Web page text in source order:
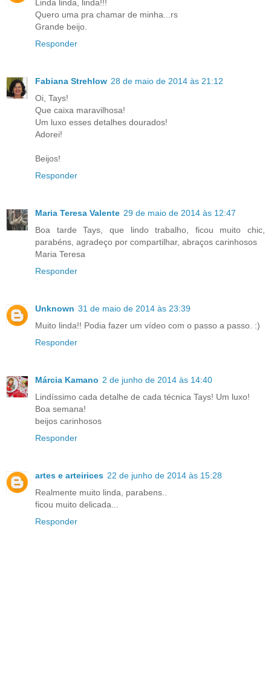
Linda linda, linda!!!
Quero uma pra chamar de minha...rs
Grande beijo.
Responder
Fabiana Strehlow 28 de maio de 2014 às 21:12
Oi, Tays!
Que caixa maravilhosa!
Um luxo esses detalhes dourados!
Adorei!
Beijos!
Responder
Maria Teresa Valente 29 de maio de 2014 às 12:47
Boa tarde Tays, que lindo trabalho, ficou muito chic,
parabéns, agradeço por compartilhar, abraços carinhosos
Maria Teresa
Responder
Unknown 31 de maio de 2014 às 23:39
Muito linda!! Podia fazer um vídeo com o passo a passo. :)
Responder
Márcia Kamano 2 de junho de 2014 às 14:40
Lindíssimo cada detalhe de cada técnica Tays! Um luxo!
Boa semana!
beijos carinhosos
Responder
artes e arteirices 22 de junho de 2014 às 15:28
Realmente muito linda, parabens..
ficou muito delicada...
Responder